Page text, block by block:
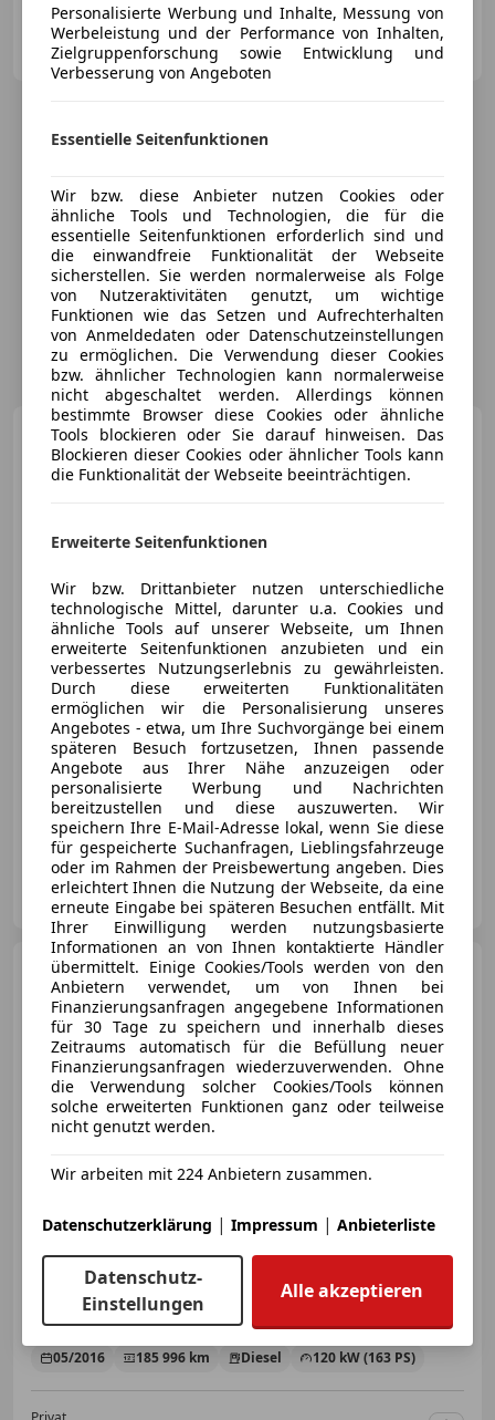
Privat
AT-1190 Wien 19., Döbling
Volkswagen Crafter
Crafter 30 Kombi 3-3-3 KR TDI
€ 7 200
06/2009 295 819 km Diesel 120 kW (163 PS)
Privat
AT-5122 Hochburg-Ach
Volkswagen Crafter
Crafter 35 HR Kombi Entry LR 2,0
BMT TDI Entry
€ 7 990
05/2016 185 996 km Diesel 120 kW (163 PS)
Personalisierte Werbung und Inhalte, Messung von
Werbeleistung und der Performance von Inhalten,
Zielgruppenforschung sowie Entwicklung und
Verbesserung von Angeboten
Essentielle Seitenfunktionen
Wir bzw. diese Anbieter nutzen Cookies oder
ähnliche Tools und Technologien, die für die
essentielle Seitenfunktionen erforderlich sind und
die einwandfreie Funktionalität der Webseite
sicherstellen. Sie werden normalerweise als Folge
von Nutzeraktivitäten genutzt, um wichtige
Funktionen wie das Setzen und Aufrechterhalten
von Anmeldedaten oder Datenschutzeinstellungen
zu ermöglichen. Die Verwendung dieser Cookies
bzw. ähnlicher Technologien kann normalerweise
nicht abgeschaltet werden. Allerdings können
bestimmte Browser diese Cookies oder ähnliche
Tools blockieren oder Sie darauf hinweisen. Das
Blockieren dieser Cookies oder ähnlicher Tools kann
die Funktionalität der Webseite beeinträchtigen.
Erweiterte Seitenfunktionen
Wir bzw. Drittanbieter nutzen unterschiedliche
technologische Mittel, darunter u.a. Cookies und
ähnliche Tools auf unserer Webseite, um Ihnen
erweiterte Seitenfunktionen anzubieten und ein
verbessertes Nutzungserlebnis zu gewährleisten.
Durch diese erweiterten Funktionalitäten
ermöglichen wir die Personalisierung unseres
Angebotes - etwa, um Ihre Suchvorgänge bei einem
späteren Besuch fortzusetzen, Ihnen passende
Angebote aus Ihrer Nähe anzuzeigen oder
personalisierte Werbung und Nachrichten
bereitzustellen und diese auszuwerten. Wir
speichern Ihre E-Mail-Adresse lokal, wenn Sie diese
für gespeicherte Suchanfragen, Lieblingsfahrzeuge
oder im Rahmen der Preisbewertung angeben. Dies
erleichtert Ihnen die Nutzung der Webseite, da eine
erneute Eingabe bei späteren Besuchen entfällt. Mit
Ihrer Einwilligung werden nutzungsbasierte
Informationen an von Ihnen kontaktierte Händler
übermittelt. Einige Cookies/Tools werden von den
Anbietern verwendet, um von Ihnen bei
Finanzierungsanfragen angegebene Informationen
für 30 Tage zu speichern und innerhalb dieses
Zeitraums automatisch für die Befüllung neuer
Finanzierungsanfragen wiederzuverwenden. Ohne
die Verwendung solcher Cookies/Tools können
solche erweiterten Funktionen ganz oder teilweise
nicht genutzt werden.
Wir arbeiten mit 224 Anbietern zusammen.
Datenschutzerklärung | Impressum | Anbieterliste
Datenschutz-
Einstellungen
Alle akzeptieren